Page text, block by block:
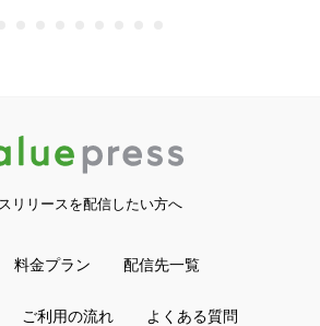
リリースを配信したい方へ
料金プラン 配信先一覧
ご利用の流れ よくある質問